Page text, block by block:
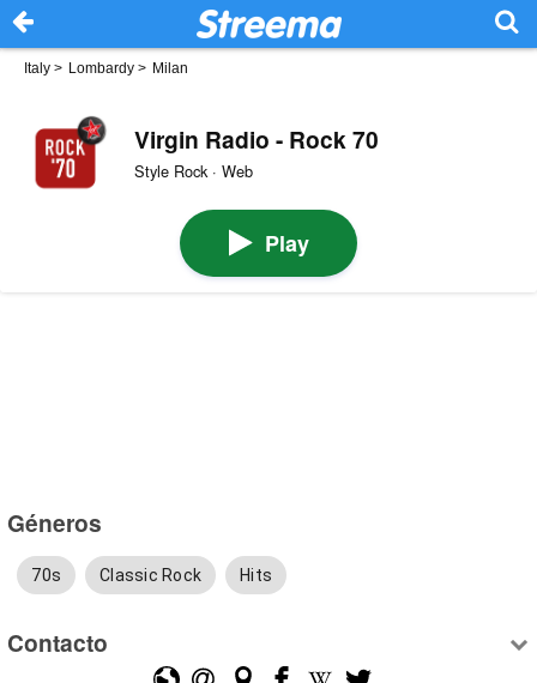
Italy > Lombardy > Milan
Virgin Radio - Rock 70
Style Rock · Web
Play
Géneros
70s Classic Rock Hits
Contacto